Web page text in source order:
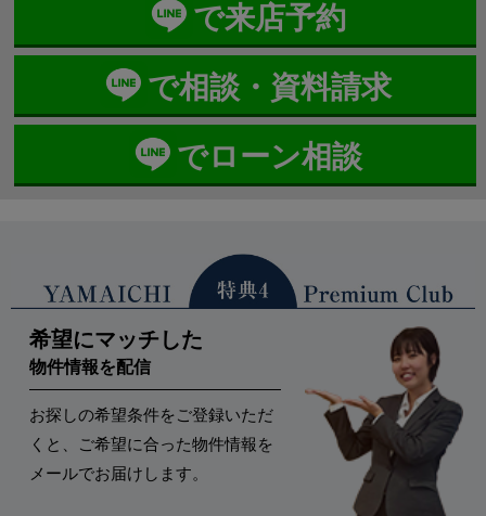
で来店予約
で相談・資料請求
でローン相談
希望にマッチした
物件情報を配信
お探しの希望条件をご登録いただ
くと、ご希望に合った物件情報を
メールでお届けします。